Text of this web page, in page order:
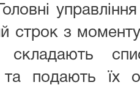
строк з
складають
подають їх